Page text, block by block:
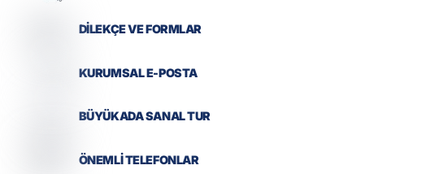
DİLEKÇE VE FORMLAR
KURUMSAL E-POSTA
BÜYÜKADA SANAL TUR
ÖNEMLİ TELEFONLAR